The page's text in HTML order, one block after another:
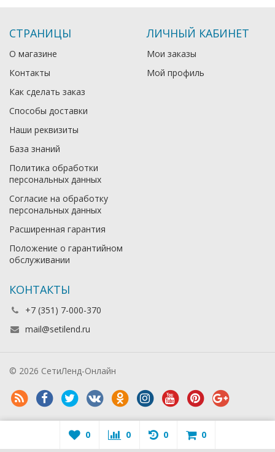
СТРАНИЦЫ
О магазине
Контакты
Как сделать заказ
Способы доставки
Наши реквизиты
База знаний
Политика обработки
персональных данных
Согласие на обработку
персональных данных
Расширенная гарантия
Положение о гарантийном
обслуживании
ЛИЧНЫЙ КАБИНЕТ
Мои заказы
Мой профиль
КОНТАКТЫ
+7 (351) 7-000-370
mail@setilend.ru
© 2026 СетиЛенд-Онлайн
0 0 0 0